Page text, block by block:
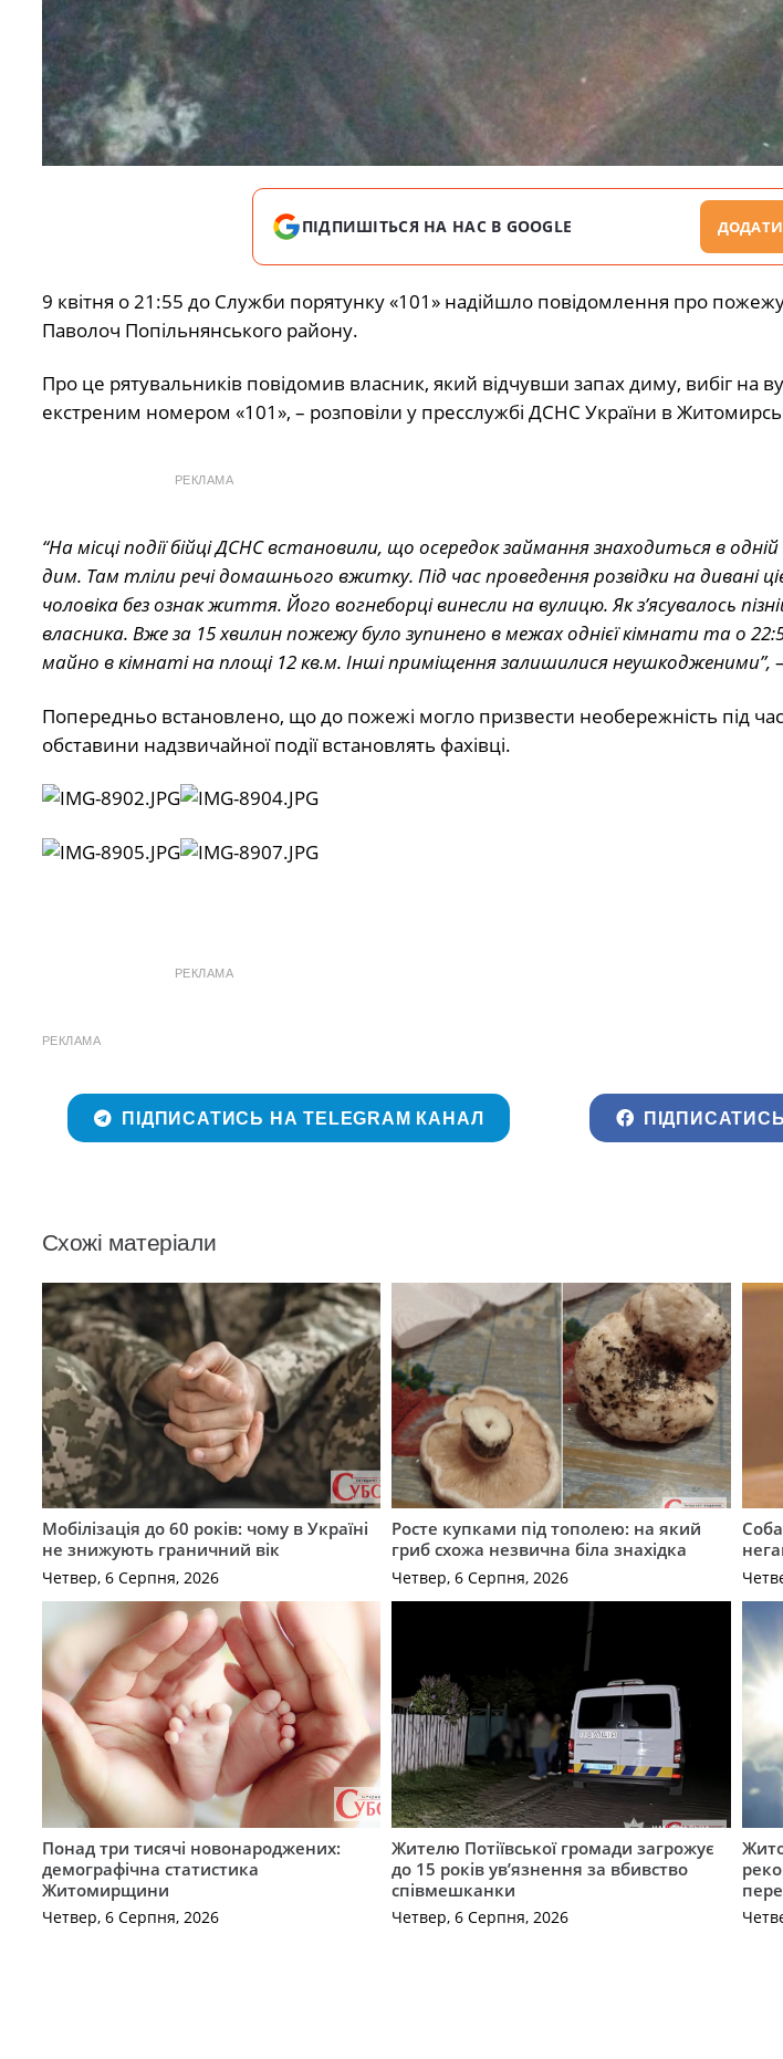
ПІДПИШІТЬСЯ НА НАС В GOOGLE ДОДАТИ
9 квітня о 21:55 до Служби порятунку «101» надійшло повідомлення про
Паволоч Попільнянського району.
Про це рятувальників повідомив власник, який відчувши запах диму, вибіг на
екстреним номером «101», – розповіли у пресслужбі ДСНС України в
РЕКЛАМА
“На місці події бійці ДСНС встановили, що осередок займання знаходиться в
дим. Там тліли речі домашнього вжитку. Під час проведення розвідки на дивані
чоловіка без ознак життя. Його вогнеборці винесли на вулицю. Як з’ясувалось
власника. Вже за 15 хвилин пожежу було зупинено в межах однієї кімнати та о
майно в кімнаті на площі 12 кв.м. Інші приміщення залишилися неушкодженими”,
Попередньо встановлено, що до пожежі могло призвести необережність під час
обставини надзвичайної події встановлять фахівці.
РЕКЛАМА
РЕКЛАМА
ПІДПИСАТИСЬ НА TELEGRAM КАНАЛ
Схожі матеріали
Мобілізація до 60 років: чому в Україні
не знижують граничний вік
Четвер, 6 Серпня, 2026
Росте купками під тополею: на який
гриб схожа незвична біла знахідка
Четвер, 6 Серпня, 2026
Понад три тисячі новонароджених:
демографічна статистика
Житомирщини
Четвер, 6 Серпня, 2026
Жителю Потіївської громади загрожує
до 15 років ув’язнення за вбивство
співмешканки
Четвер, 6 Серпня, 2026